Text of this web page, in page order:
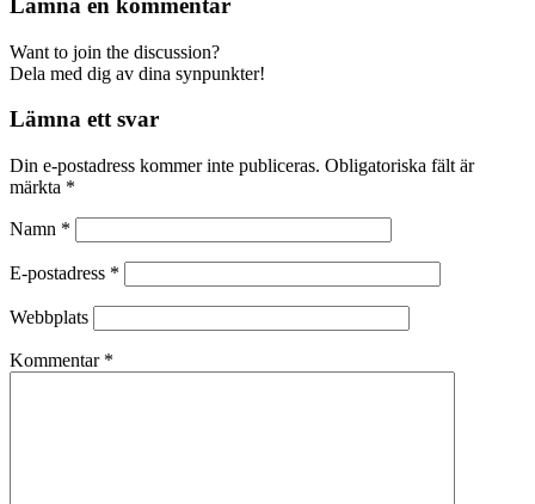
Lämna en kommentar
Want to join the discussion?
Dela med dig av dina synpunkter!
Lämna ett svar
Din e-postadress kommer inte publiceras. Obligatoriska fält är
märkta *
Namn *
E-postadress *
Webbplats
Kommentar *